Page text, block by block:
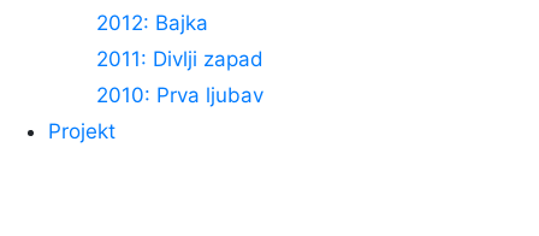
2012: Bajka
2011: Divlji zapad
2010: Prva ljubav
Projekt